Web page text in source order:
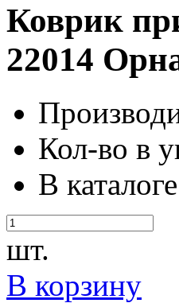
Коврик
22014
Кол-во в
В каталоге
шт.
В корзину